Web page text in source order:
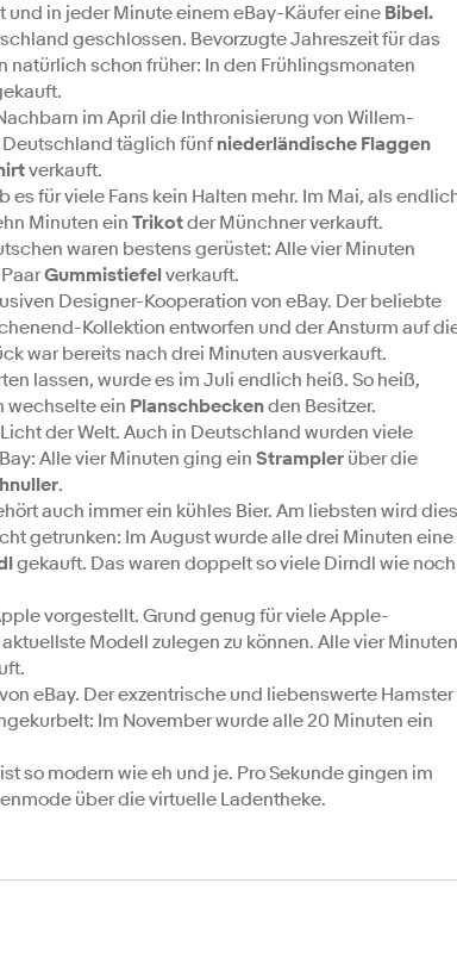
in jeder Minute einem eBay-Käufer eine Bibel.
geschlossen. Bevorzugte Jahreszeit für das
schon früher: In den Frühlingsmonaten
im April die Inthronisierung von Willem-
täglich fünf niederländische Flaggen
verkauft.
es für viele Fans kein Halten mehr. Im Mai, als
Minuten ein Trikotder Münchner verkauft.
waren bestens gerüstet: Alle vier Minuten
Gummistiefelverkauft.
Designer-Kooperation von eBay. Der beliebte
Kollektion entworfen und der Ansturm auf
war bereits nach drei Minuten ausverkauft.
lassen, wurde es im Juli endlich heiß. So heiß,
wechselte ein Planschbeckenden Besitzer.
der Welt. Auch in Deutschland wurden viele
Alle vier Minuten ging einStrampler über die
.
auch immer ein kühles Bier. Am liebsten wird dies
getrunken: Im August wurde alle drei Minuten eine
gekauft. Das waren doppelt so viele Dirndl wie noch
vorgestellt. Grund genug für viele Apple-
Modell zulegen zu können. Alle vier Minuten
eBay. Der exzentrische und liebenswerte Hamster
Im November wurde alle 20 Minuten ein
so modern wie eh und je. Pro Sekunde gingen im
über die virtuelle Ladentheke.